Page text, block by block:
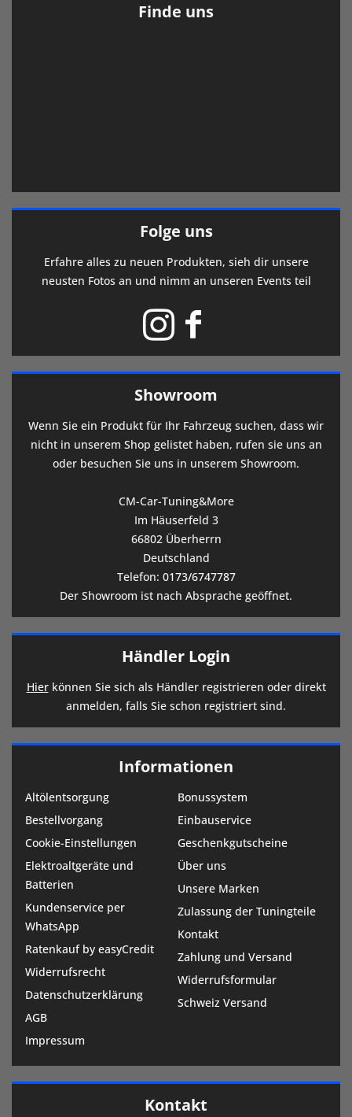
Finde uns
Folge uns
Erfahre alles zu neuen Produkten, sieh dir unsere
neusten Fotos an und nimm an unseren Events teil
Showroom
Wenn Sie ein Produkt für Ihr Fahrzeug suchen, dass wir
nicht in unserem Shop gelistet haben, rufen sie uns an
oder besuchen Sie uns in unserem Showroom.
CM-Car-Tuning&More
Im Häuserfeld 3
66802 Überherrn
Deutschland
Telefon: 0173/6747787
Der Showroom ist nach Absprache geöffnet.
Händler Login
Hierkönnen Sie sich als Händler registrieren oder direkt
anmelden, falls Sie schon registriert sind.
Informationen
Altölentsorgung
Bestellvorgang
Cookie-Einstellungen
Elektroaltgeräte und
Batterien
Kundenservice per
WhatsApp
Ratenkauf by easyCredit
Widerrufsrecht
Datenschutzerklärung
AGB
Impressum
Bonussystem
Einbauservice
Geschenkgutscheine
Über uns
Unsere Marken
Zulassung der Tuningteile
Kontakt
Zahlung und Versand
Widerrufsformular
Schweiz Versand
Kontakt